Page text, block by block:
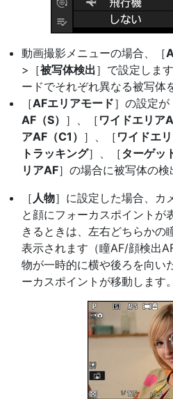
動画撮影メニューの場合、［
>［被写体検出］で設定しま
ードでそれぞれ異なる被写体
［AFエリアモード］の設定が
AF（S） ］、［ ワイドエリア
アAF（C1） ］、［ ワイドエ
トラッキング］、［ターゲッ
リアAF］の場合に被写体の検
［ 人物］に設定した場合、カ
と顔にフォーカスポイントが
きるときは、左右どちらかの
表示されます（瞳AF/顔検出
物が一時的に横や後ろを向い
ーカスポイントが移動します。